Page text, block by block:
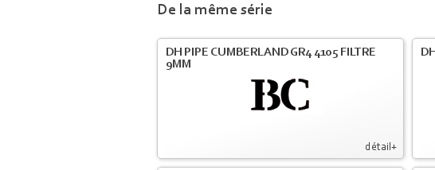
De la même série
détail+
DH PIPE CUMBERLAND GR4 4105 FILTRE
9MM